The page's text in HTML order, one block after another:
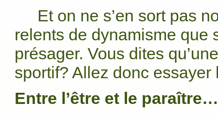
Et on ne s’en sort pas
relents de dynamisme que
présager. Vous dites
sportif? Allez donc
Entre l’être et le paraître…